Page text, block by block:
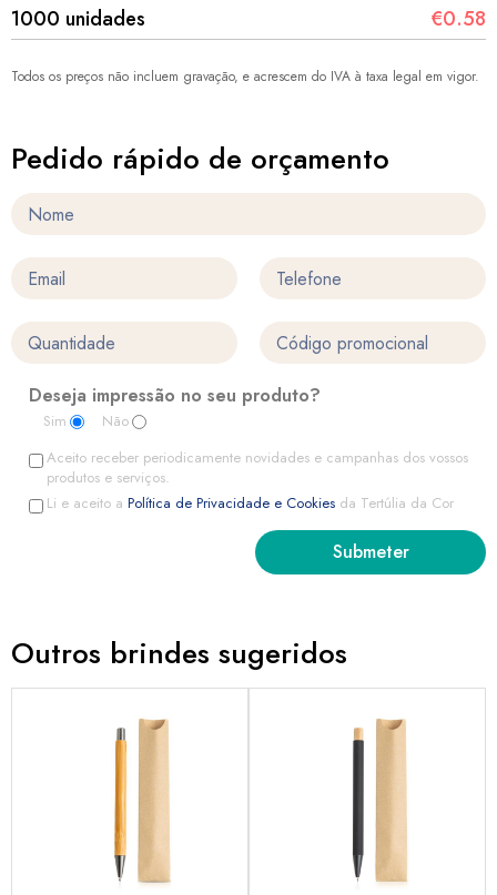
1000 unidades
€0.58
Todos os preços não incluem gravação, e acrescem do IVA à taxa legal em vigor.
Pedido rápido de orçamento
Deseja impressão no seu produto?
Sim
Não
Aceito receber periodicamente novidades e campanhas dos vossos
produtos e serviços.
Li e aceito a Política de Privacidade e Cookies da Tertúlia da Cor
Outros brindes sugeridos